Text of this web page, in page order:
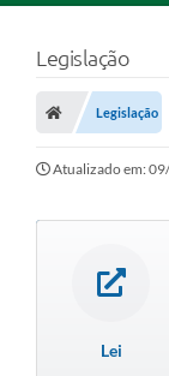
Legislação
Legislação
Atualizado em:
Lei